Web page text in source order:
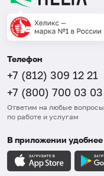
Телефон
+7 (812) 309 12 21
+7 (800) 700 03 03
Ответим на любые вопросы
по работе и услугам
В приложении удобнее